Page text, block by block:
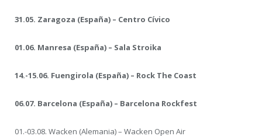
31.05. Zaragoza (España) – Centro Cívico
01.06. Manresa (España) – Sala Stroika
14.-15.06. Fuengirola (España) – Rock The Coast
06.07. Barcelona (España) – Barcelona Rockfest
01.-03.08. Wacken (Alemania) – Wacken Open Air